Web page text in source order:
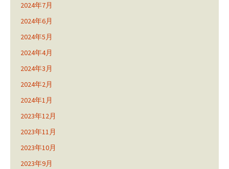
2024年7月
2024年6月
2024年5月
2024年4月
2024年3月
2024年2月
2024年1月
2023年12月
2023年11月
2023年10月
2023年9月